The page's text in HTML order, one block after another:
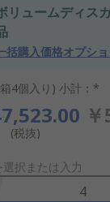
リュームディス
括購入価格オプシ
4個入り) 小計：*
(税抜)
選択または入力